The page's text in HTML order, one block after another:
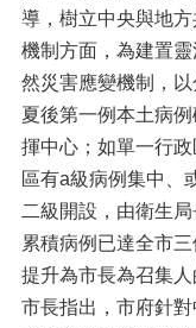
導，樹立中央與地
機制方面，為建置
然災害應變機制，
夏後第一例本土病
揮中心；如單一行
區有a級病例集中、
二級開設，由衛生
累積病例已達全市
提升為市長為召集人
市長指出，市府針